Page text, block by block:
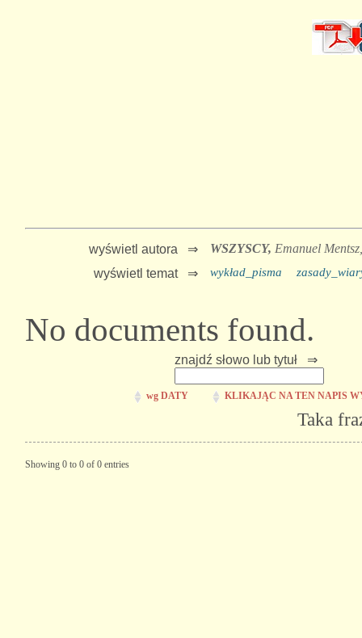
wyświetl autora ⇒ WSZYSCY, Emanuel
wyświetl temat ⇒
wykład_pisma
No documents found.
znajdź słowo lub tytuł ⇒
wg DATY KLIKAJĄC NA TEN NAPIS
Taka
Showing 0 to 0 of 0 entries